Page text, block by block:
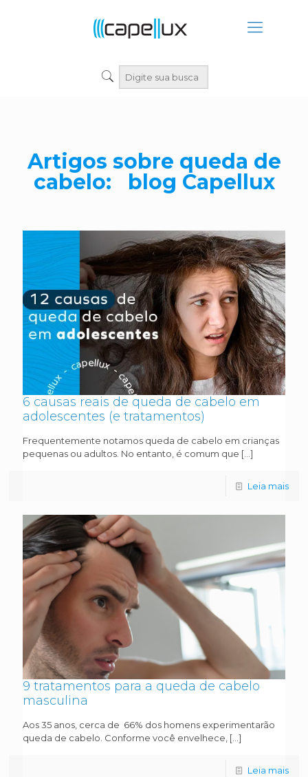
Artigos sobre queda de
cabelo: blog Capellux
6 causas reais de queda de cabelo em
adolescentes (e tratamentos)
Frequentemente notamos queda de cabelo em crianças
pequenas ou adultos. No entanto, é comum que […]
Leia mais
9 tratamentos para a queda de cabelo
masculina
Aos 35 anos, cerca de 66% dos homens experimentarão
queda de cabelo. Conforme você envelhece, […]
Leia mais